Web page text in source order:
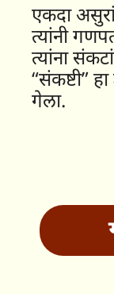
एकदा
त्यांनी
त्यांना
“संकष्टी”
गेला.